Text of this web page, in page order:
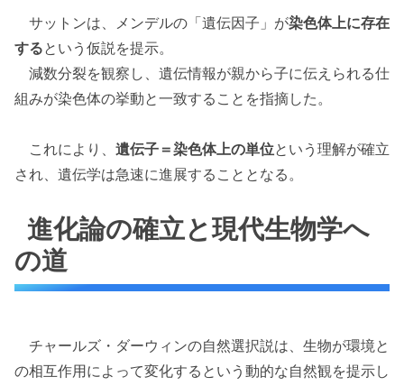
サットンは、メンデルの「遺伝因子」が染色体上に存在
するという仮説を提示。
減数分裂を観察し、遺伝情報が親から子に伝えられる仕
組みが染色体の挙動と一致することを指摘した。
これにより、 遺伝子＝染色体上の単位という理解が確立
され、遺伝学は急速に進展することとなる。
進化論の確立と現代生物学へ
の道
チャールズ・ダーウィンの自然選択説は、生物が環境と
の相互作用によって変化するという動的な自然観を提示し